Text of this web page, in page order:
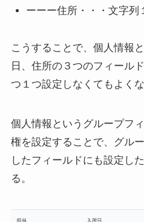
ーーー住所・・・文字列
こうすることで、個人情報
日、住所の３つのフィール
つ１つ設定しなくてもよくな
個人情報というグループフ
権を設定することで、グル
したフィールドにも設定し
る。